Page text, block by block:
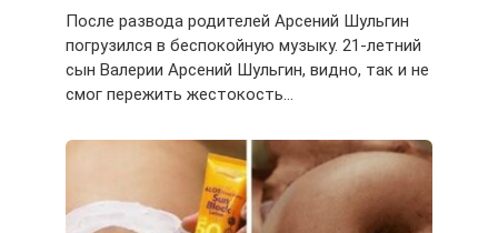
После развода родителей Арсений Шульгин
погрузился в беспокойную музыку. 21-летний
сын Валерии Арсений Шульгин, видно, так и не
смог пережить жестокость…